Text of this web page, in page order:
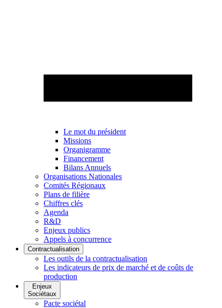
Le mot du président
Missions
Organigramme
Financement
Bilans Annuels
Organisations Nationales
Comités Régionaux
Plans de filière
Chiffres clés
Agenda
R&D
Enjeux publics
Appels à concurrence
Contractualisation
Les outils de la contractualisation
Les indicateurs de prix de marché et de coûts de
production
Enjeux
Sociétaux
Pacte sociétal